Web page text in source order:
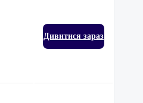
Дивитися зараз